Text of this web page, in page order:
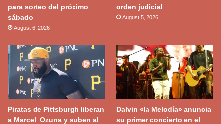
para sorteo del próximo
sábado
August 6, 2026
orden judicial
August 5, 2026
Piratas de Pittsburgh liberan
a Marcell Ozuna y suben al
Dalvin «la Melodía» anuncia
su primer concierto en el